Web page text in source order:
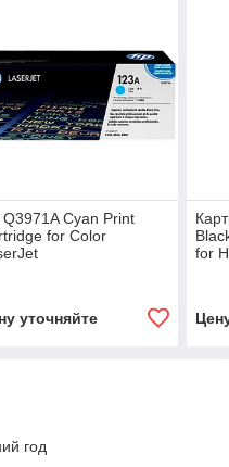
Q3971A Cyan Print
for Color
уточняйте
for
год